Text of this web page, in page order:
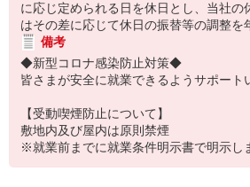
に応じ定められる日を休日とし、当社の
はその差に応じて休日の振替等の調整を
備考
◆新型コロナ感染防止対策◆
皆さまが安全に就業できるようサポート
【受動喫煙防止について】
敷地内及び屋内は原則禁煙
※就業前までに就業条件明示書で明示し